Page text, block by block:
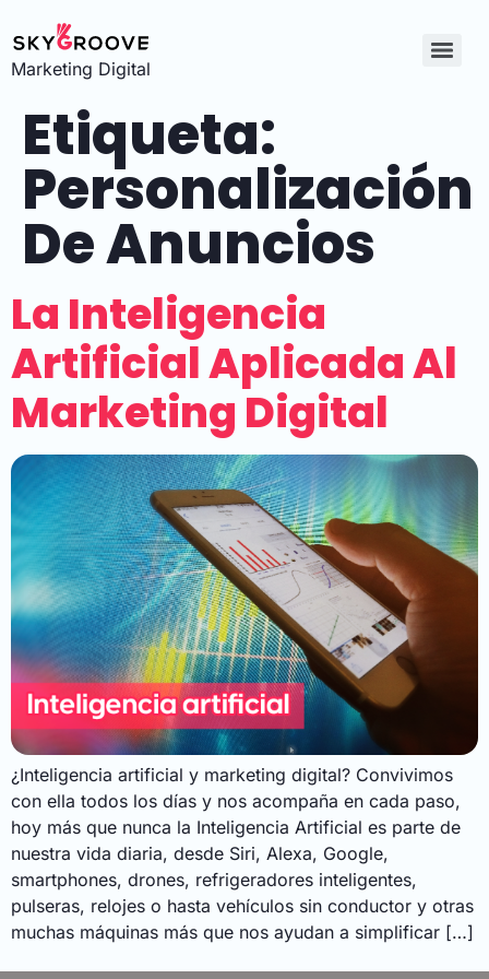
Marketing Digital
Etiqueta:
Personalización
De Anuncios
La Inteligencia
Artificial Aplicada Al
Marketing Digital
¿Inteligencia artificial y marketing digital? Convivimos
con ella todos los días y nos acompaña en cada paso,
hoy más que nunca la Inteligencia Artificial es parte de
nuestra vida diaria, desde Siri, Alexa, Google,
smartphones, drones, refrigeradores inteligentes,
pulseras, relojes o hasta vehículos sin conductor y otras
muchas máquinas más que nos ayudan a simplificar […]